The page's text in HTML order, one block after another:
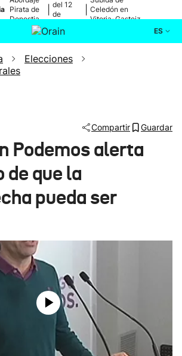
Pirata de
Donostia
del 12
de
Celedón en
Vitoria-Gasteiz
ES
Actualidad
Ikusmiran
Eguraldia
Elecciones
Compartir Guardar
Podemos alerta
de que la
pueda ser